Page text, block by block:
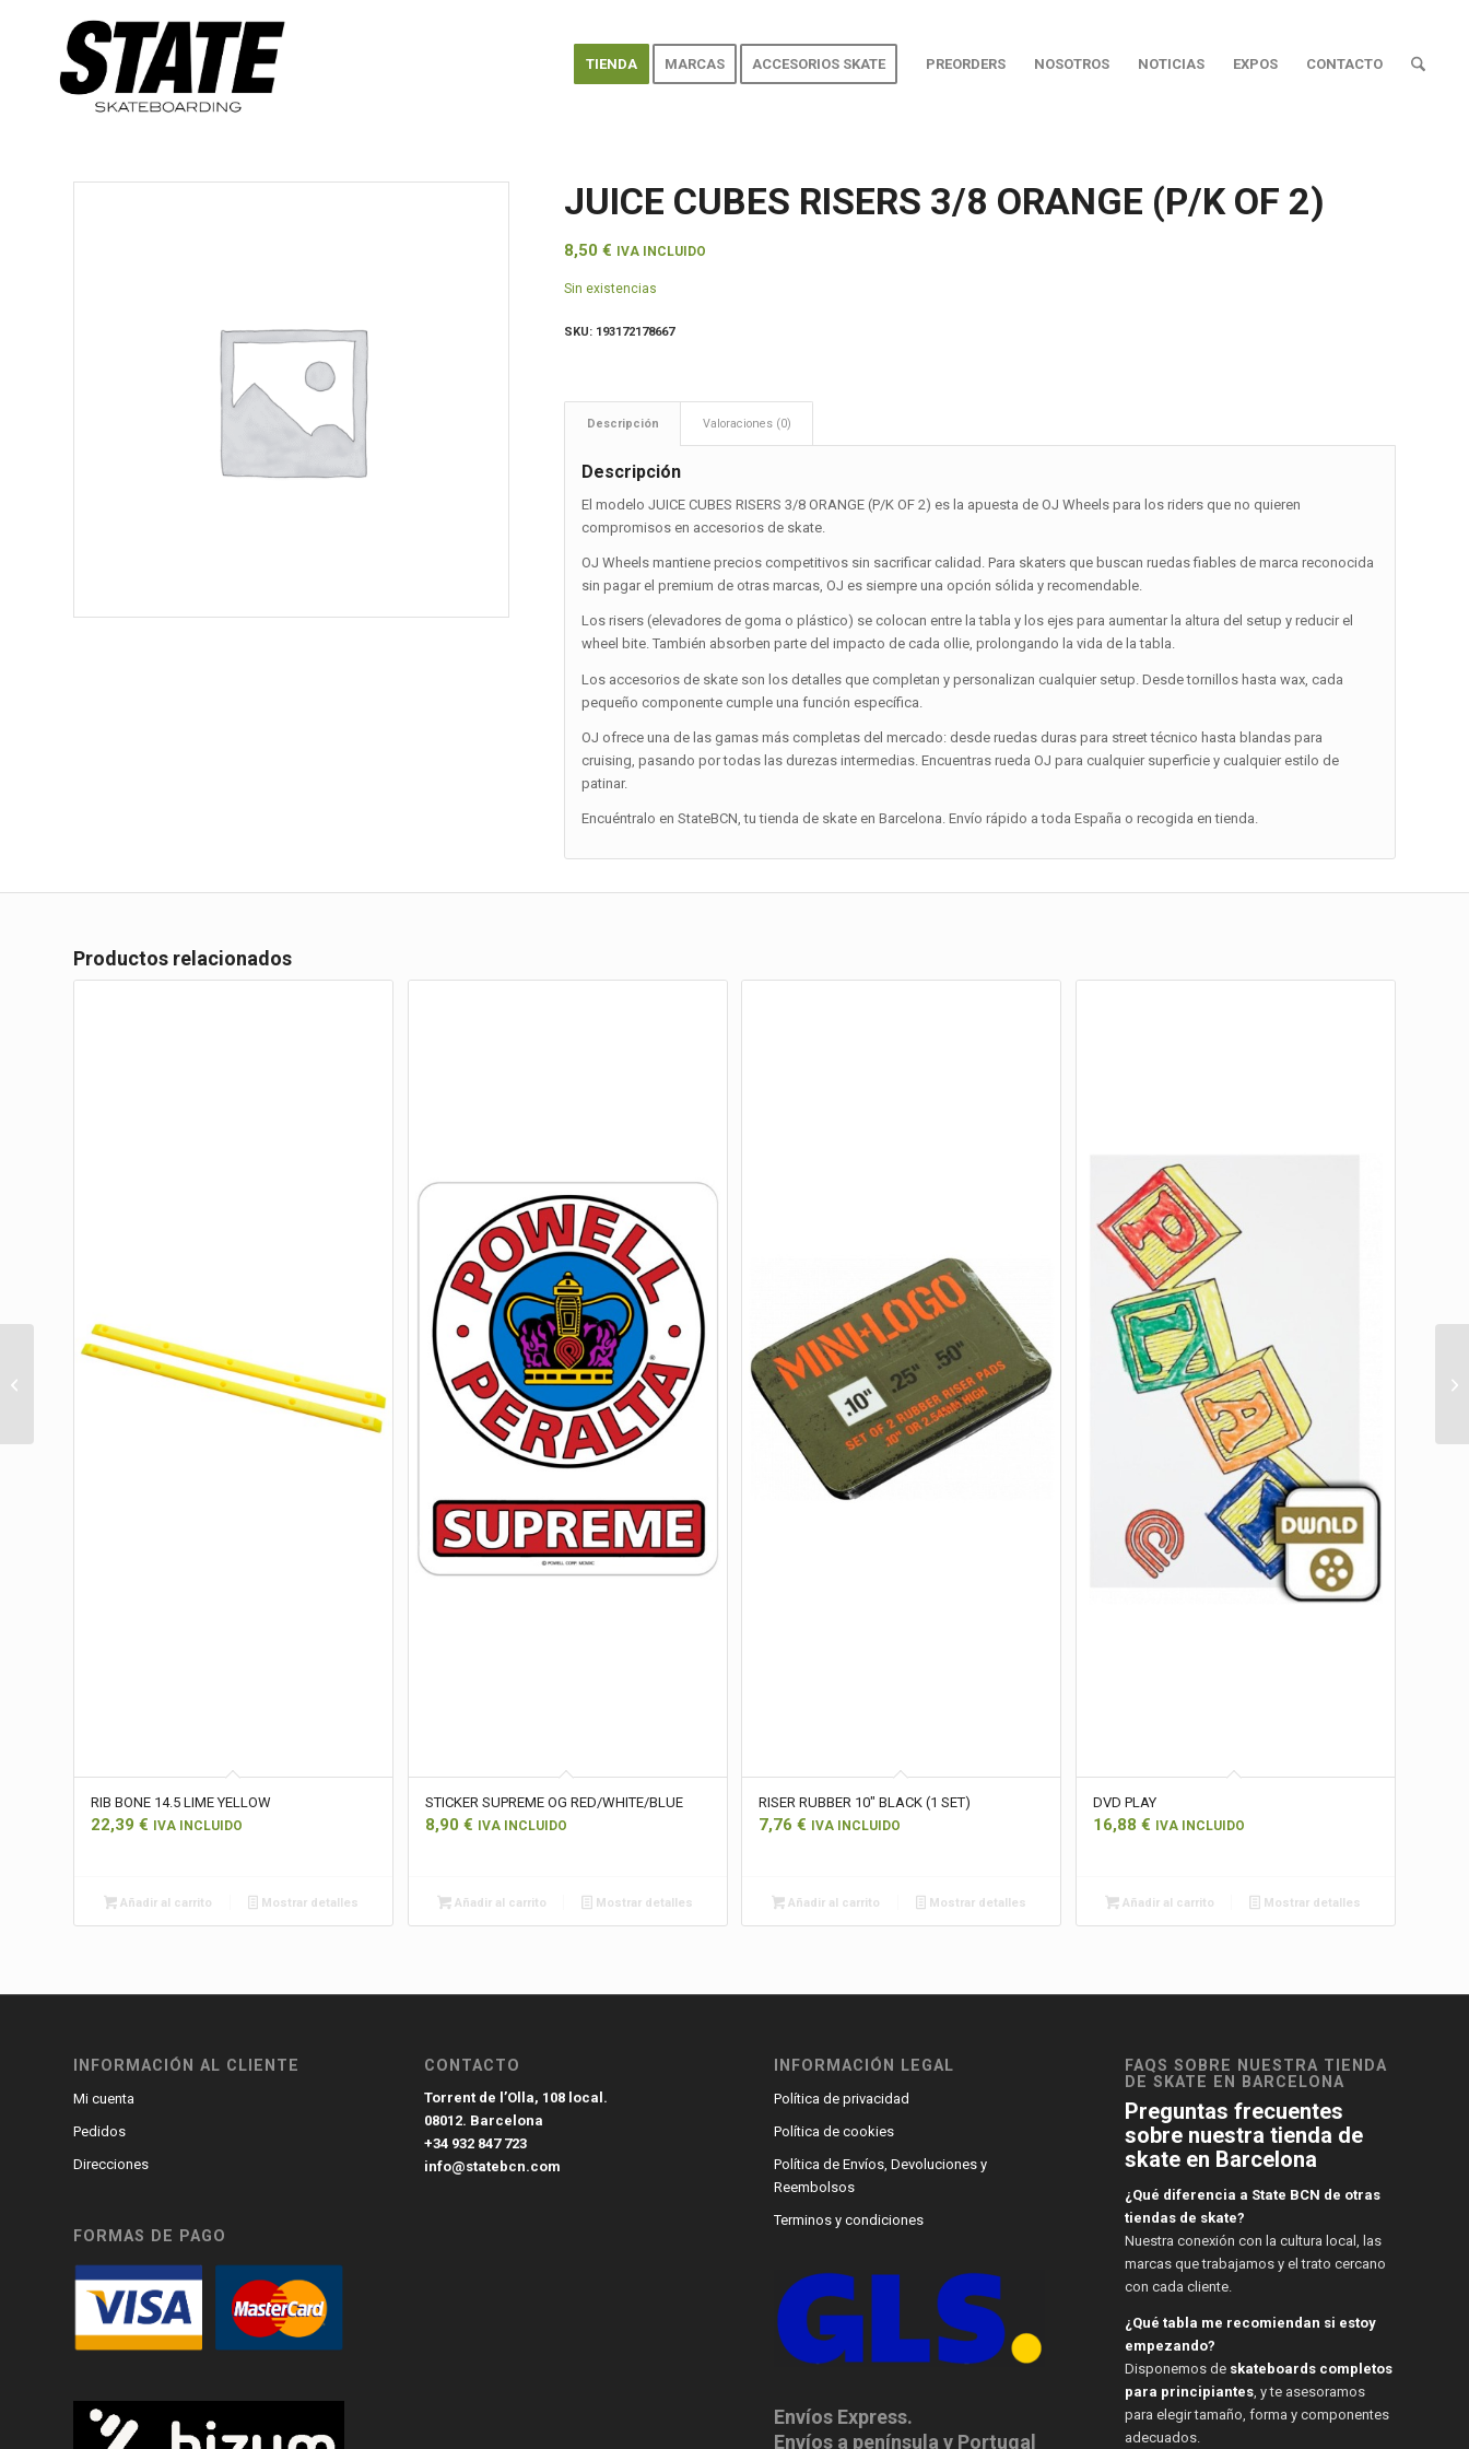
TIENDA MARCAS ACCESORIOS SKATE PREORDERS NOSOTROS NOTICIAS EXPOS CONTACTO
JUICE CUBES RISERS 3/8 ORANGE (P/K OF 2)
8,50€ IVA INCLUIDO
Sin existencias
SKU: 193172178667
Descripción Valoraciones (0)
Descripción
El modelo JUICE CUBES RISERS 3/8 ORANGE (P/K OF 2) es la apuesta de OJ Wheels para los riders que no quieren
compromisos en accesorios de skate.
OJ Wheels mantiene precios competitivos sin sacrificar calidad. Para skaters que buscan ruedas fiables de marca reconocida
sin pagar el premium de otras marcas, OJ es siempre una opción sólida y recomendable.
Los risers (elevadores de goma o plástico) se colocan entre la tabla y los ejes para aumentar la altura del setup y reducir el
wheel bite. También absorben parte del impacto de cada ollie, prolongando la vida de la tabla.
Los accesorios de skate son los detalles que completan y personalizan cualquier setup. Desde tornillos hasta wax, cada
pequeño componente cumple una función específica.
OJ ofrece una de las gamas más completas del mercado: desde ruedas duras para street técnico hasta blandas para
cruising, pasando por todas las durezas intermedias. Encuentras rueda OJ para cualquier superficie y cualquier estilo de
patinar.
Encuéntralo en StateBCN, tu tienda de skate en Barcelona. Envío rápido a toda España o recogida en tienda.
Productos relacionados
RIB BONE 14.5 LIME YELLOW
22,39 € IVA INCLUIDO
Añadir al carrito Mostrar detalles
STICKER SUPREME OG RED/WHITE/BLUE
8,90 € IVA INCLUIDO
Añadir al carrito Mostrar detalles
RISER RUBBER 10″ BLACK (1 SET)
7,76€ IVA INCLUIDO
Añadir al carrito Mostrar detalles
DVD PLAY
16,88 € IVA INCLUIDO
Añadir al carrito Mostrar detalles
INFORMACIÓN AL CLIENTE
Mi cuenta
Pedidos
Direcciones
FORMAS DE PAGO
CONTACTO
Torrent de l’Olla, 108 local.
08012. Barcelona
+34 932 847 723
info@statebcn.com
INFORMACIÓN LEGAL
Política de privacidad
Política de cookies
Política de Envíos, Devoluciones y
Reembolsos
Terminos y condiciones
Envíos Express.
Envíos a península y Portugal
FAQS SOBRE NUESTRA TIENDA
DE SKATE EN BARCELONA
Preguntas frecuentes
sobre nuestra tienda de
skate en Barcelona
¿Qué diferencia a State BCN de otras
tiendas de skate?
Nuestra conexión con la cultura local, las
marcas que trabajamos y el trato cercano
con cada cliente.
¿Qué tabla me recomiendan si estoy
empezando?
Disponemos de skateboards completos
para principiantes, y te asesoramos
para elegir tamaño, forma y componentes
adecuados.
BOX/8 BRONSON BEARING CERAMIC